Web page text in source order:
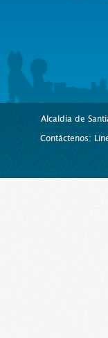
Alcaldía de
Contáctenos: